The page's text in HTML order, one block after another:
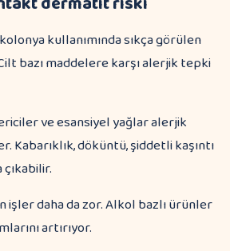
kolonya kullanımında sıkça görülen
bazı maddelere karşı alerjik tepki
ve esansiyel yağlar alerjik
Kabarıklık, döküntü, şiddetli kaşıntı
işler daha da zor. Alkol bazlı ürünler
artırıyor.